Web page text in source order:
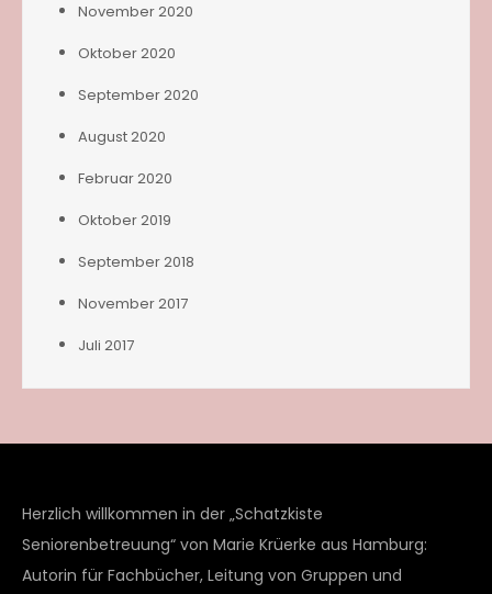
November 2020
Oktober 2020
September 2020
August 2020
Februar 2020
Oktober 2019
September 2018
November 2017
Juli 2017
Herzlich willkommen in der „Schatzkiste
Seniorenbetreuung“ von Marie Krüerke aus Hamburg:
Autorin für Fachbücher, Leitung von Gruppen und